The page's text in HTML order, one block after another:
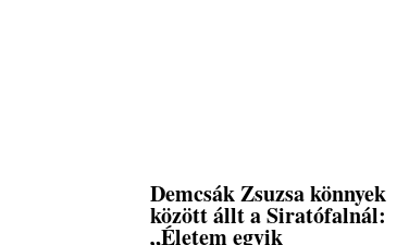
Demcsák Zsuzsa könnyek
között állt a Siratófalnál:
„Életem egyik